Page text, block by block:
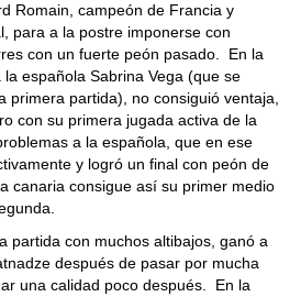
Romain, campeón de Francia y
para a la postre imponerse con
con un fuerte peón pasado. En la
española Sabrina Vega (que se
primera partida), no consiguió ventaja,
con su primera jugada activa de la
a la española, que en ese
y logró un final con peón de
canaria consigue así su primer medio
partida con muchos altibajos, ganó a
después de pasar por mucha
una calidad poco después. En la